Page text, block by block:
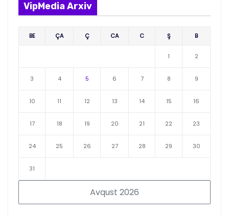
VipMedia Arxiv
Avqust 2026
BE ÇA Ç CA C Ş B
1 2
3 4 5 6 7 8 9
10 11 12 13 14 15 16
17 18 19 20 21 22 23
24 25 26 27 28 29 30
31